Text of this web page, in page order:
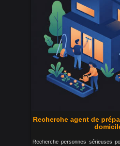
Recherche agent de
Recherche personnes sérieuses